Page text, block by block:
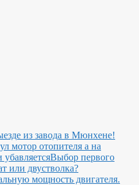
из завода в Мюнхене!
мотор отопителя а на
убавляетсяВыбор первого
или двустволка?
мощность двигателя.